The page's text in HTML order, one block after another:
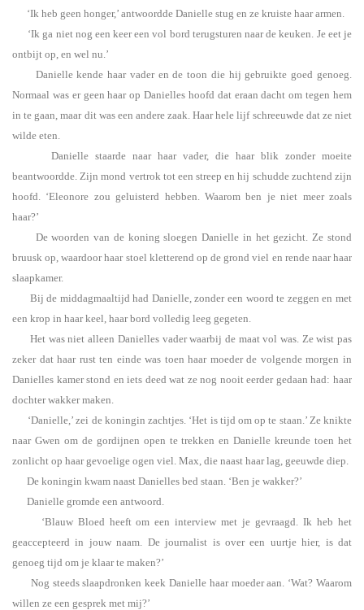
‘Ik heb geen honger,’ antwoordde Danielle stug en ze kruiste haar armen.
‘Ik ga niet nog een keer een vol bord terugsturen naar de keuken. Je eet je
ontbijt op, en wel nu.’
Danielle kende haar vader en de toon die hij gebruikte goed genoeg.
Normaal was er geen haar op Danielles hoofd dat eraan dacht om tegen hem
in te gaan, maar dit was een andere zaak. Haar hele lijf schreeuwde dat ze niet
wilde eten.
Danielle staarde naar haar vader, die haar blik zonder moeite
beantwoordde. Zijn mond vertrok tot een streep en hij schudde zuchtend zijn
hoofd. ‘Eleonore zou geluisterd hebben. Waarom ben je niet meer zoals
haar?’
De woorden van de koning sloegen Danielle in het gezicht. Ze stond
bruusk op, waardoor haar stoel kletterend op de grond viel en rende naar haar
slaapkamer.
Bij de middagmaaltijd had Danielle, zonder een woord te zeggen en met
een krop in haar keel, haar bord volledig leeg gegeten.
Het was niet alleen Danielles vader waarbij de maat vol was. Ze wist pas
zeker dat haar rust ten einde was toen haar moeder de volgende morgen in
Danielles kamer stond en iets deed wat ze nog nooit eerder gedaan had: haar
dochter wakker maken.
‘Danielle,’ zei de koningin zachtjes. ‘Het is tijd om op te staan.’ Ze knikte
naar Gwen om de gordijnen open te trekken en Danielle kreunde toen het
zonlicht op haar gevoelige ogen viel. Max, die naast haar lag, geeuwde diep.
De koningin kwam naast Danielles bed staan. ‘Ben je wakker?’
Danielle gromde een antwoord.
‘Blauw Bloed heeft om een interview met je gevraagd. Ik heb het
geaccepteerd in jouw naam. De journalist is over een uurtje hier, is dat
genoeg tijd om je klaar te maken?’
Nog steeds slaapdronken keek Danielle haar moeder aan. ‘Wat? Waarom
willen ze een gesprek met mij?’